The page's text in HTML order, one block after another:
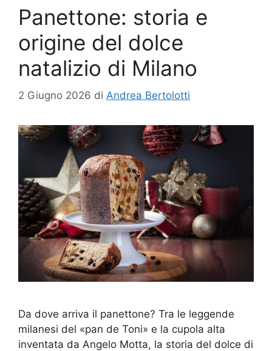
Panettone: storia e
origine del dolce
natalizio di Milano
2 Giugno 2026 di Andrea Bertolotti
Da dove arriva il panettone? Tra le leggende
milanesi del «pan de Toni» e la cupola alta
inventata da Angelo Motta, la storia del dolce di